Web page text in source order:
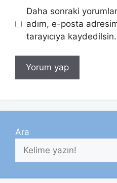
Daha sonraki
adım, e-posta
tarayıcıya kaydedilsin.
Ara